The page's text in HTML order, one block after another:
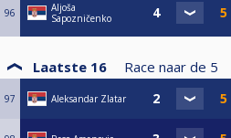
96
Aljoša
Sapozničenko
Laatste 16 Race naar de 5
97 Aleksandar Zlatar